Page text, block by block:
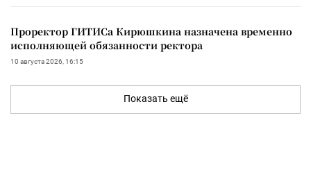
Проректор ГИТИСа Кирюшкина назначена временно
исполняющей обязанности ректора
10 августа 2026, 16:15
Показать ещё